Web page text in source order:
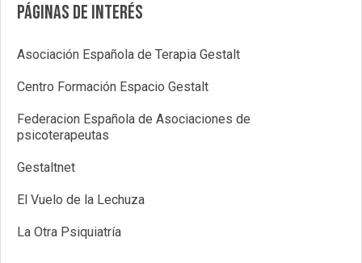
Páginas de interés
Asociación Española de Terapia Gestalt
Centro Formación Espacio Gestalt
Federacion Española de Asociaciones de
psicoterapeutas
Gestaltnet
El Vuelo de la Lechuza
La Otra Psiquiatría